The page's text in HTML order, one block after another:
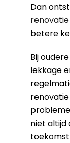
Dan
renovatie
betere
Bij
lekkage
niet altijd